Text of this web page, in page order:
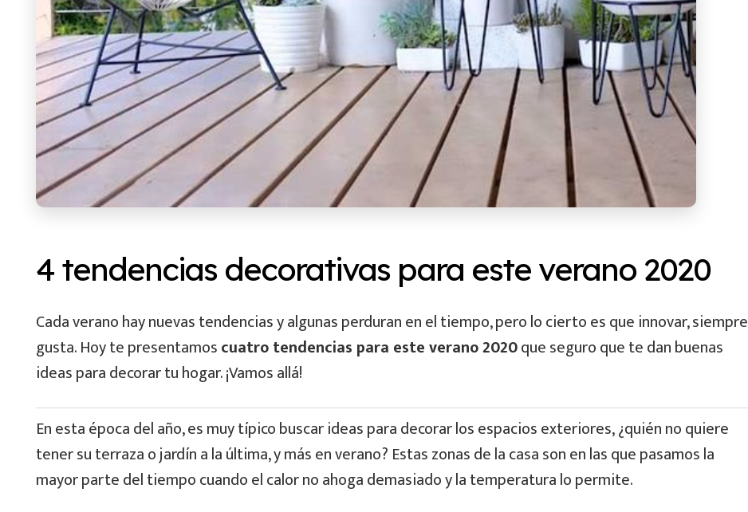
4 tendencias decorativas para este verano 2020
Cada verano hay nuevas tendencias y algunas perduran en el tiempo, pero lo cierto es que innovar, siempre
gusta. Hoy te presentamoscuatro tendencias para este verano 2020que seguro que te dan buenas
ideas para decorar tu hogar. ¡Vamos allá!
En esta época del año, es muy típico buscar ideas para decorar los espacios exteriores, ¿quién no quiere
tener su terraza o jardín a la última, y más en verano? Estas zonas de la casa son en las que pasamos la
mayor parte del tiempo cuando el calor no ahoga demasiado y la temperatura lo permite.